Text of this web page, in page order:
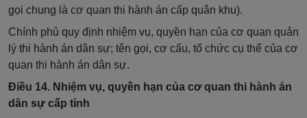
gọi chung là cơ quan thi hành án cấp quân khu).
Chính phủ quy định nhiệm vụ, quyền hạn của cơ quan quản
lý thi hành án dân sự; tên gọi, cơ cấu, tổ chức cụ thể của cơ
quan thi hành án dân sự.
Điều 14. Nhiệm vụ, quyền hạn của cơ quan thi hành án
dân sự cấp tỉnh